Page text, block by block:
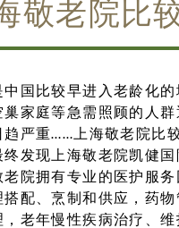
敬老院比
中国比较早进入老龄化
巢家庭等急需照顾的人
趋严重……上海敬老院比
终发现上海敬老院凯健国
老院拥有专业的医护服
搭配、烹制和供应，药
，老年慢性疾病治疗、